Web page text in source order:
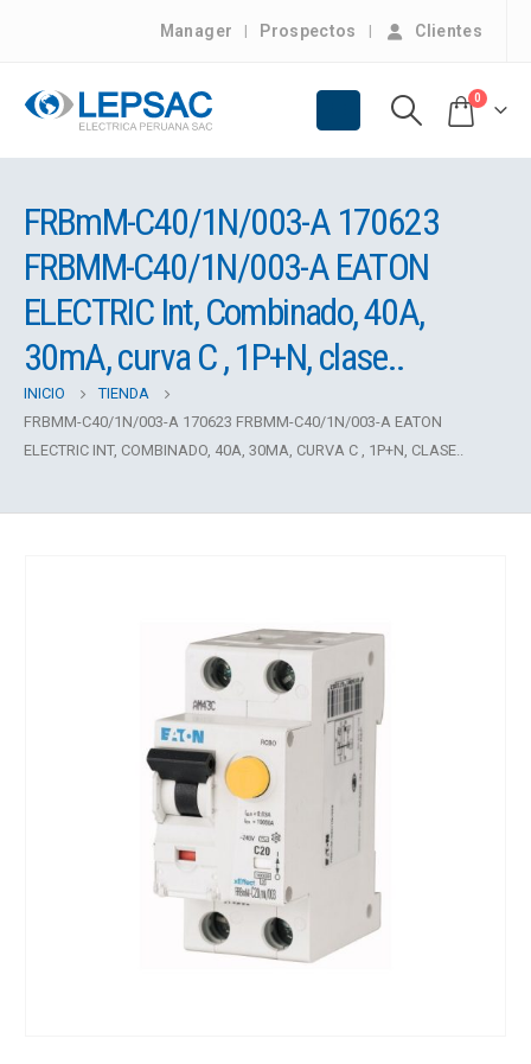
Manager Prospectos Clientes
0
FRBmM-C40/1N/003-A 170623
FRBMM-C40/1N/003-A EATON
ELECTRIC Int, Combinado, 40A,
30mA, curva C , 1P+N, clase..
INICIO
TIENDA
FRBMM-C40/1N/003-A 170623 FRBMM-C40/1N/003-A EATON
ELECTRIC INT, COMBINADO, 40A, 30MA, CURVA C , 1P+N, CLASE..